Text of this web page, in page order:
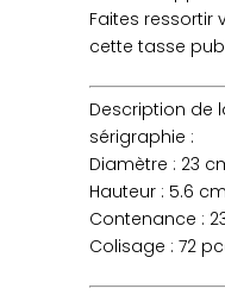
Faites ressortir
cette tasse
Description de
sérigraphie :
Diamètre : 23
Hauteur : 5.6 cm
Contenance :
Colisage : 72